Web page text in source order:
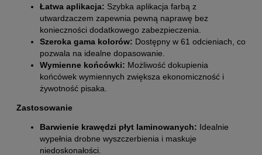
Łatwa aplikacja: Szybka aplikacja farbą z
utwardzaczem zapewnia pewną naprawę bez
konieczności dodatkowego zabezpieczenia.
Szeroka gama kolorów: Dostępny w 61 odcieniach, co
pozwala na idealne dopasowanie.
Wymienne końcówki: Możliwość dokupienia
końcówek wymiennych zwiększa ekonomiczność i
żywotność pisaka.
Zastosowanie
Barwienie krawędzi płyt laminowanych: Idealnie
wypełnia drobne wyszczerbienia i maskuje
niedoskonałości.